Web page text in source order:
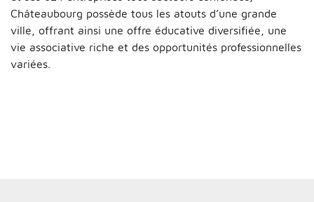
Châteaubourg possède tous les atouts d’une grande
ville, offrant ainsi une offre éducative diversifiée, une
vie associative riche et des opportunités professionnelles
variées.